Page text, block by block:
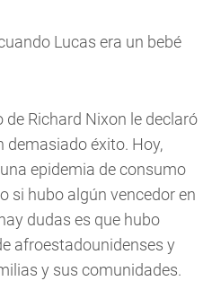
Lucas era un bebé
de Richard Nixon le declaró
demasiado éxito. Hoy,
epidemia de consumo
si hubo algún vencedor en
dudas es que hubo
afroestadounidenses y
y sus comunidades.